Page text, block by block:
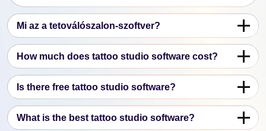
Mi az a tetoválószalon-szoftver?
How much does tattoo studio software cost?
Is there free tattoo studio software?
What is the best tattoo studio software?